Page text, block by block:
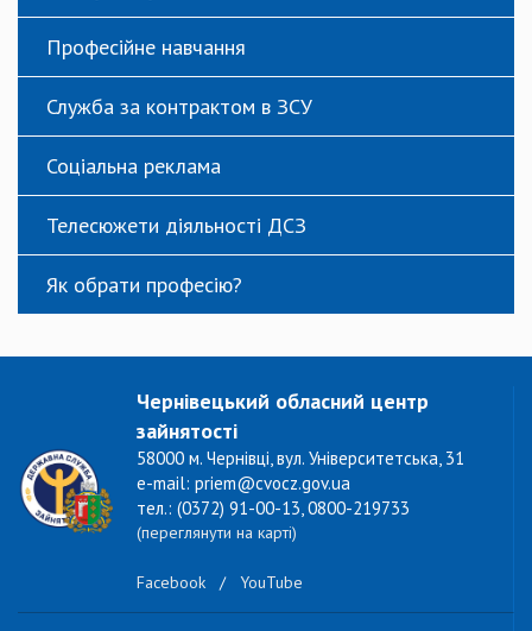
Професійне навчання
Служба за контрактом в ЗСУ
Соціальна реклама
Телесюжети діяльності ДСЗ
Як обрати професію?
Чернівецький обласний центр
зайнятості
58000 м. Чернівці, вул. Університетська, 31
e-mail: priem@cvocz.gov.ua
тел.: (0372) 91-00-13, 0800-219733
(переглянути на карті)
Facebook / YouTube